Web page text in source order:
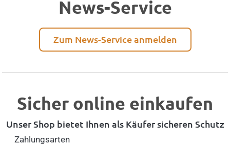
News-Service
Zum News-Service anmelden
Sicher online einkaufen
Unser Shop bietet Ihnen als Käufer sicheren Schutz
Zahlungsarten